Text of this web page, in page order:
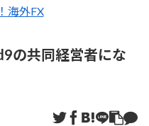
海外FX
の共同経営者にな